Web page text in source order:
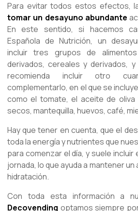
Para evitar todos estos efectos,
tomar un desayuno abundante
En este sentido, si hacemos
Española de Nutrición, un
incluir tres grupos de
derivados, cereales y derivados,
recomienda incluir otro
complementarlo, en el que se
como el tomate, el aceite de
secos, mantequilla, huevos, café,
Hay que tener en cuenta, que el
toda la energía y nutrientes que
para comenzar el día, y suele incluir
jornada, lo que ayuda a mantener
hidratación.
Con toda esta información a
Decovending optamos siempre